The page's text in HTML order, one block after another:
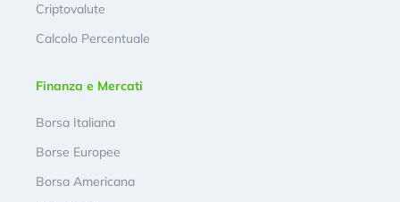
Criptovalute
Calcolo Percentuale
Finanza e Mercati
Borsa Italiana
Borse Europee
Borsa Americana